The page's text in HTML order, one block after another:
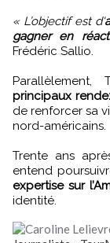
« L’objectif est d'
gagner en
Frédéric Sallio.
principaux
de renforcer sa
nord-américains.
Trente ans
entend
expertise sur
identité.